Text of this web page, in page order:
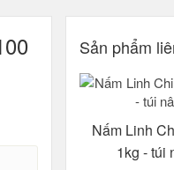
Sản phẩm
Nấm Linh
1kg - túi